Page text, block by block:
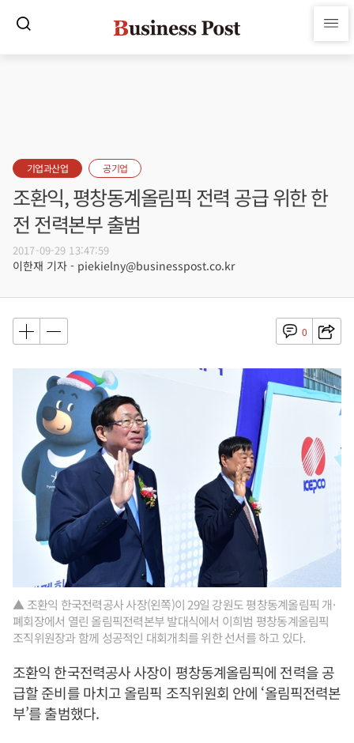
기업과산업 공기업
조환익, 평창동계올림픽 전력 공급 위한 한
전 전력본부 출범
2017-09-29 13:47:59
이한재 기자 - piekielny@businesspost.co.kr
0
▲ 조환익 한국전력공사 사장(왼쪽)이 29일 강원도 평창동계올림픽 개·
폐회장에서 열린 올림픽전력본부 발대식에서 이희범 평창동계올림픽
조직위원장과 함께 성공적인 대회개최를 위한 선서를 하고 있다.
조환익 한국전력공사 사장이 평창동계올림픽에 전력을 공
급할 준비를 마치고 올림픽 조직위원회 안에 ‘올림픽전력본
부’를 출범했다.